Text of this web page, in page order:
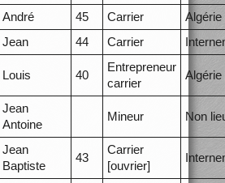
André 45 Carrier
Jean 44 Carrier
Louis 40
Entrepreneur
carrier
Algérie
Jean
Antoine
Mineur Non
Jean
Baptiste
43
Carrier
[ouvrier]